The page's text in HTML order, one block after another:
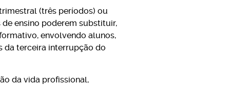
(três períodos) ou
ensino poderem substituir,
envolvendo alunos,
da terceira interrupção do
da vida profissional,